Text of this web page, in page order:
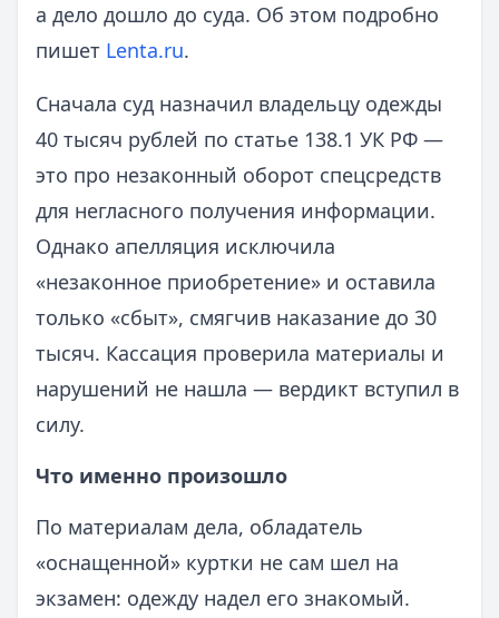
а дело дошло до суда. Об этом подробно
пишет Lenta.ru.
Сначала суд назначил владельцу одежды
40 тысяч рублей по статье 138.1 УК РФ —
это про незаконный оборот спецсредств
для негласного получения информации.
Однако апелляция исключила
«незаконное приобретение» и оставила
только «сбыт», смягчив наказание до 30
тысяч. Кассация проверила материалы и
нарушений не нашла — вердикт вступил в
силу.
Что именно произошло
По материалам дела, обладатель
«оснащенной» куртки не сам шел на
экзамен: одежду надел его знакомый.